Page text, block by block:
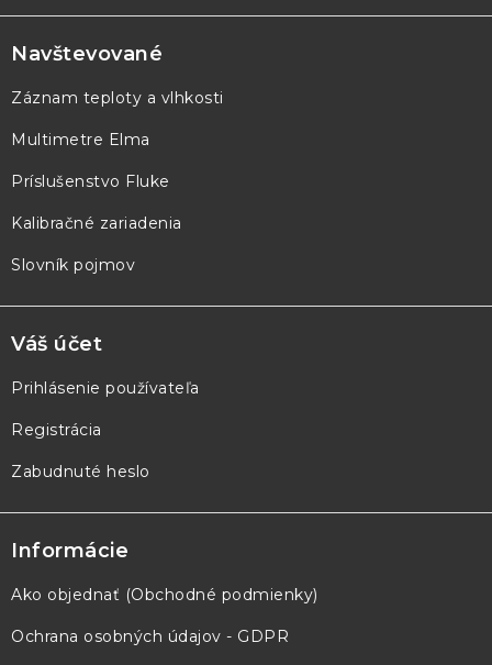
á
p
ä
e
Navštevované
Záznam teploty a vlhkosti
Multimetre Elma
Príslušenstvo Fluke
Kalibračné zariadenia
Slovník pojmov
Váš účet
Prihlásenie používateľa
Registrácia
Zabudnuté heslo
Informácie
Ako objednať (Obchodné podmienky)
Ochrana osobných údajov - GDPR